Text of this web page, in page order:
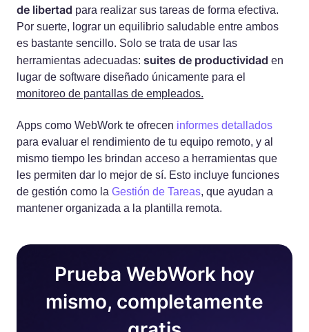
de libertad para realizar sus tareas de forma efectiva.
Por suerte, lograr un equilibrio saludable entre ambos
es bastante sencillo. Solo se trata de usar las
herramientas adecuadas: suites de productividad en
lugar de software diseñado únicamente para el
monitoreo de pantallas de empleados.
Apps como WebWork te ofrecen informes detallados
para evaluar el rendimiento de tu equipo remoto, y al
mismo tiempo les brindan acceso a herramientas que
les permiten dar lo mejor de sí. Esto incluye funciones
de gestión como la Gestión de Tareas, que ayudan a
mantener organizada a la plantilla remota.
Prueba WebWork hoy
mismo, completamente